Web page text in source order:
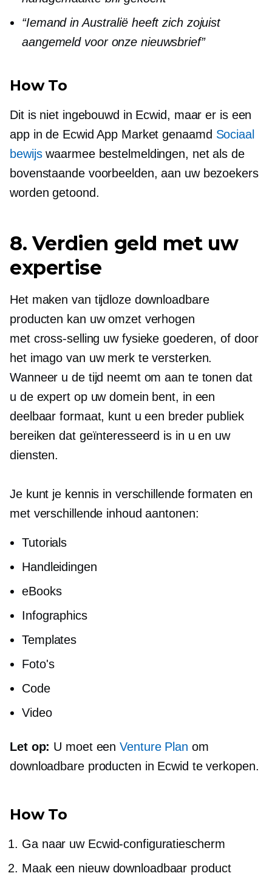
“Iemand in Australië heeft zich zojuist
aangemeld voor onze nieuwsbrief”
How To
Dit is niet ingebouwd in Ecwid, maar er is een
app in de Ecwid App Market genaamd Sociaal
bewijswaarmee bestelmeldingen, net als de
bovenstaande voorbeelden, aan uw bezoekers
worden getoond.
8. Verdien geld met uw
expertise
Het maken van tijdloze downloadbare
producten kan uw omzet verhogen
met cross-selling uw fysieke goederen, of door
het imago van uw merk te versterken.
Wanneer u de tijd neemt om aan te tonen dat
u de expert op uw domein bent, in een
deelbaar formaat, kunt u een breder publiek
bereiken dat geïnteresseerd is in u en uw
diensten.
Je kunt je kennis in verschillende formaten en
met verschillende inhoud aantonen:
Tutorials
Handleidingen
eBooks
Infographics
Templates
Foto's
Code
Video
Let op: U moet eenVenture Plan om
downloadbare producten in Ecwid te verkopen.
How To
Ga naar uw Ecwid-configuratiescherm
Maak een nieuw downloadbaar product